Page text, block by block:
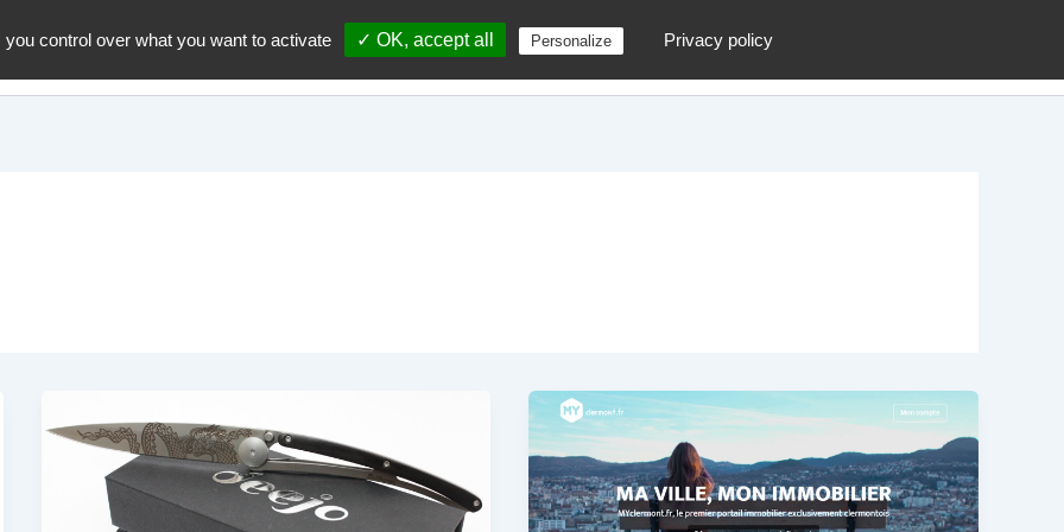
Accueil A propos du blog Contactez moi ! Archives
control over what you want to activate ✓ OK, accept all Personalize Privacy policy